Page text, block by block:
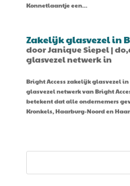
Konnetlaantje een...
Zakelijk glasvezel in
doorJanique Siepel|
glasvezel netwerk in
Bright Access zakelijk glasvezel
glasvezel netwerk van Bright
betekent dat alle ondernemers
Kronkels, Haarburg-Noord en